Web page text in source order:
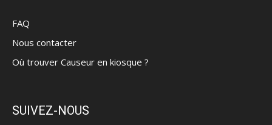
FAQ
Nous contacter
Où trouver Causeur en kiosque ?
SUIVEZ-NOUS